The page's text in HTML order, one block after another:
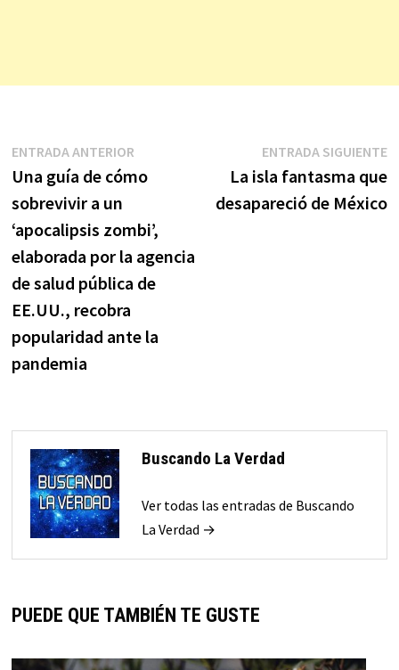
Navegación
de
entradas
ENTRADA ANTERIOREntrada
anterior:
Una guía de cómo
sobrevivir a un
‘apocalipsis zombi’,
elaborada por la agencia
de salud pública de
EE.UU., recobra
popularidad ante la
pandemia
ENTRADA SIGUIENTE
La isla fantasma que
desapareció de México
Buscando La Verdad
Ver todas las entradas de Buscando
La Verdad →
PUEDE QUE TAMBIÉN TE GUSTE